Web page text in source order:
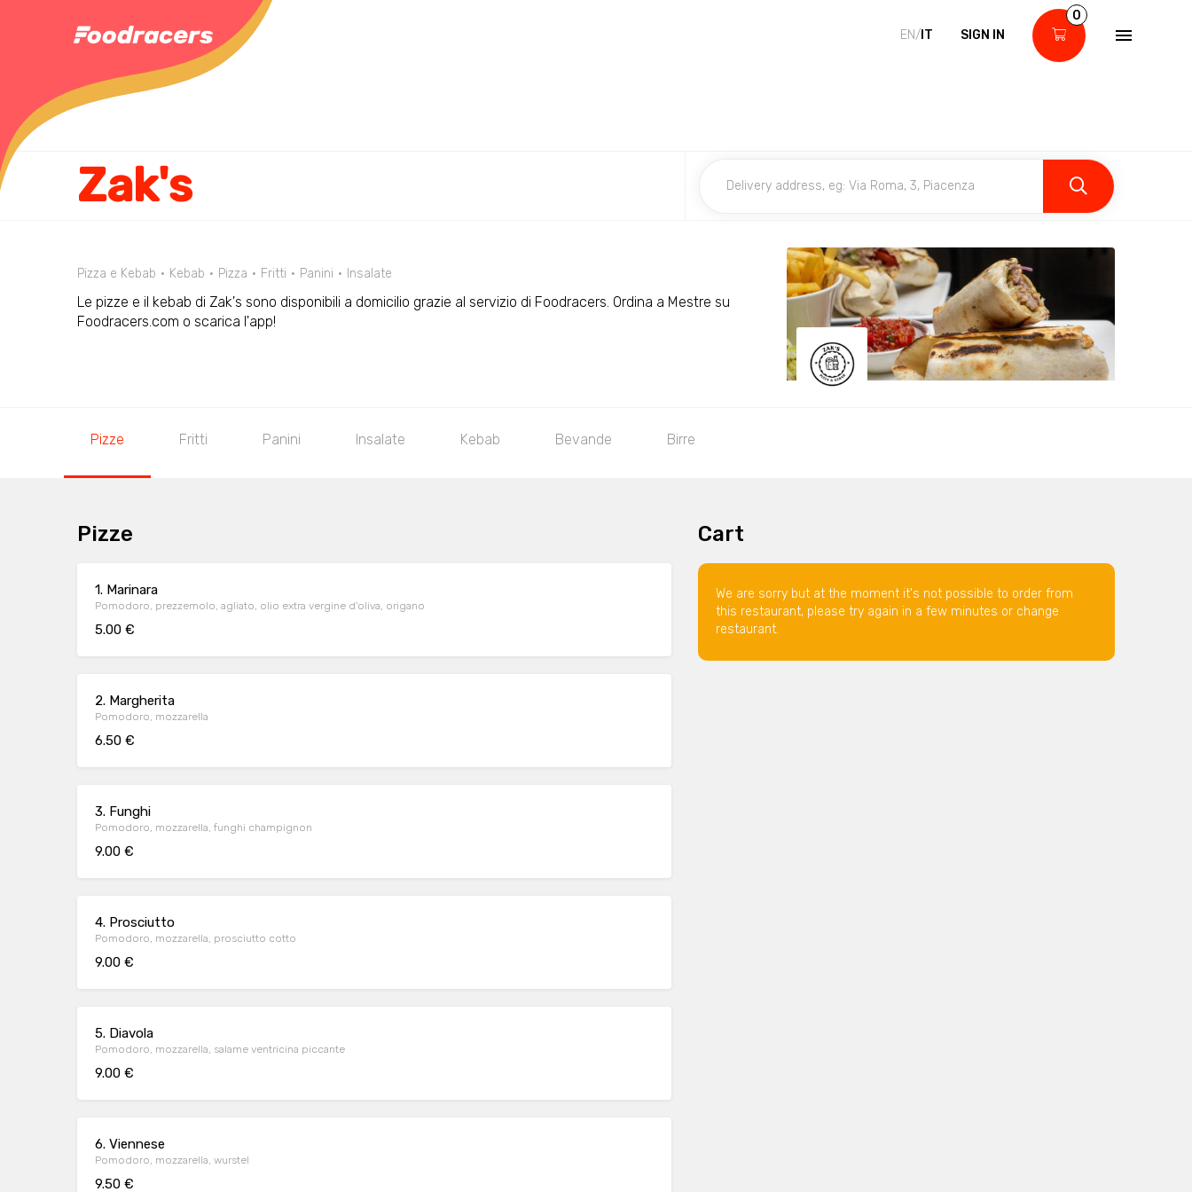
EN/ IT SIGN IN
0
Zak's
Pizza e Kebab Kebab Pizza Fritti Panini Insalate
Le pizze e il kebab di Zak's sono disponibili a domicilio grazie al servizio di Foodracers. Ordina a Mestre su
Foodracers.com o scarica l'app!
Pizze Fritti Panini Insalate Kebab Bevande Birre
Pizze
1. Marinara
Pomodoro, prezzemolo, agliato, olio extra vergine d'oliva, origano
5.00 €
2. Margherita
Pomodoro, mozzarella
6.50 €
3. Funghi
Pomodoro, mozzarella, funghi champignon
9.00 €
4. Prosciutto
Pomodoro, mozzarella, prosciutto cotto
9.00 €
5. Diavola
Pomodoro, mozzarella, salame ventricina piccante
9.00 €
6. Viennese
Pomodoro, mozzarella, wurstel
9.50 €
Cart
We are sorry but at the moment it's not possible to order from
this restaurant, please try again in a few minutes or change
restaurant.